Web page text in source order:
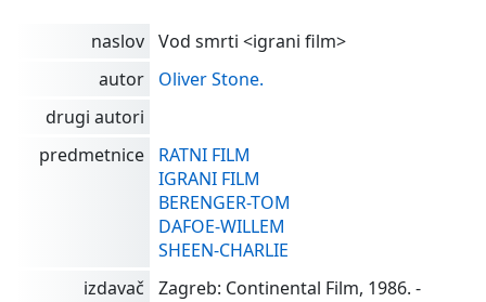
naslov Vod smrti <igrani film>
autor
Oliver Stone.
drugi autori
predmetnice
RATNI FILM
IGRANI FILM
BERENGER-TOM
DAFOE-WILLEM
SHEEN-CHARLIE
izdavač
Zagreb: Continental Film, 1986. -